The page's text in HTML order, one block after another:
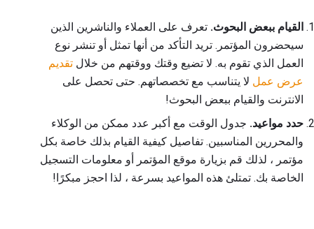
القيام ببعض البحوث. تعرف على العملاء والناشرين الذين
سيحضرون المؤتمر. تريد التأكد من أنها تمثل أو تنشر نوع
العمل الذي تقوم به. لا تضيع وقتك ووقتهم من خلال تقديم
عرض عمل لا يتناسب مع تخصصاتهم. حتى تحصل على
الانترنت والقيام ببعض البحوث!
حدد مواعيد. جدول الوقت مع أكبر عدد ممكن من الوكلاء
والمحررين المناسبين. تفاصيل كيفية القيام بذلك خاصة بكل
مؤتمر ، لذلك قم بزيارة موقع المؤتمر أو معلومات التسجيل
الخاصة بك. تمتلئ هذه المواعيد بسرعة ، لذا احجز مبكرًا!